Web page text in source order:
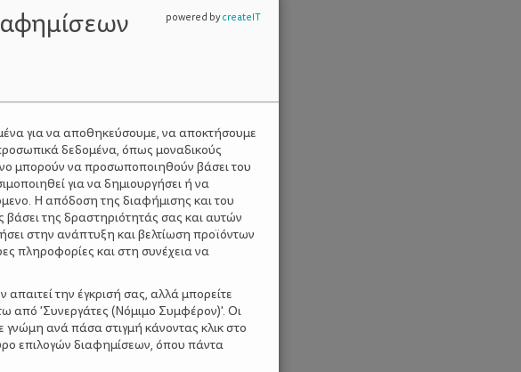
για να αποθηκεύσουμε, να αποκτήσουμε
δεδομένα, όπως μοναδικούς
μπορούν να προσωποποιηθούν βάσει του
για να δημιουργήσει ή να
Η απόδοση της διαφήμισης και του
της δραστηριότητάς σας και αυτών
στην ανάπτυξη και βελτίωση προϊόντων
πληροφορίες και στη συνέχεια να
την έγκρισή σας, αλλά μπορείτε
από 'Συνεργάτες (Νόμιμο Συμφέρον)'. Οι
γνώμη ανά πάσα στιγμή κάνοντας κλικ στο
επιλογών διαφημίσεων, όπου πάντα
powered bycreateIT